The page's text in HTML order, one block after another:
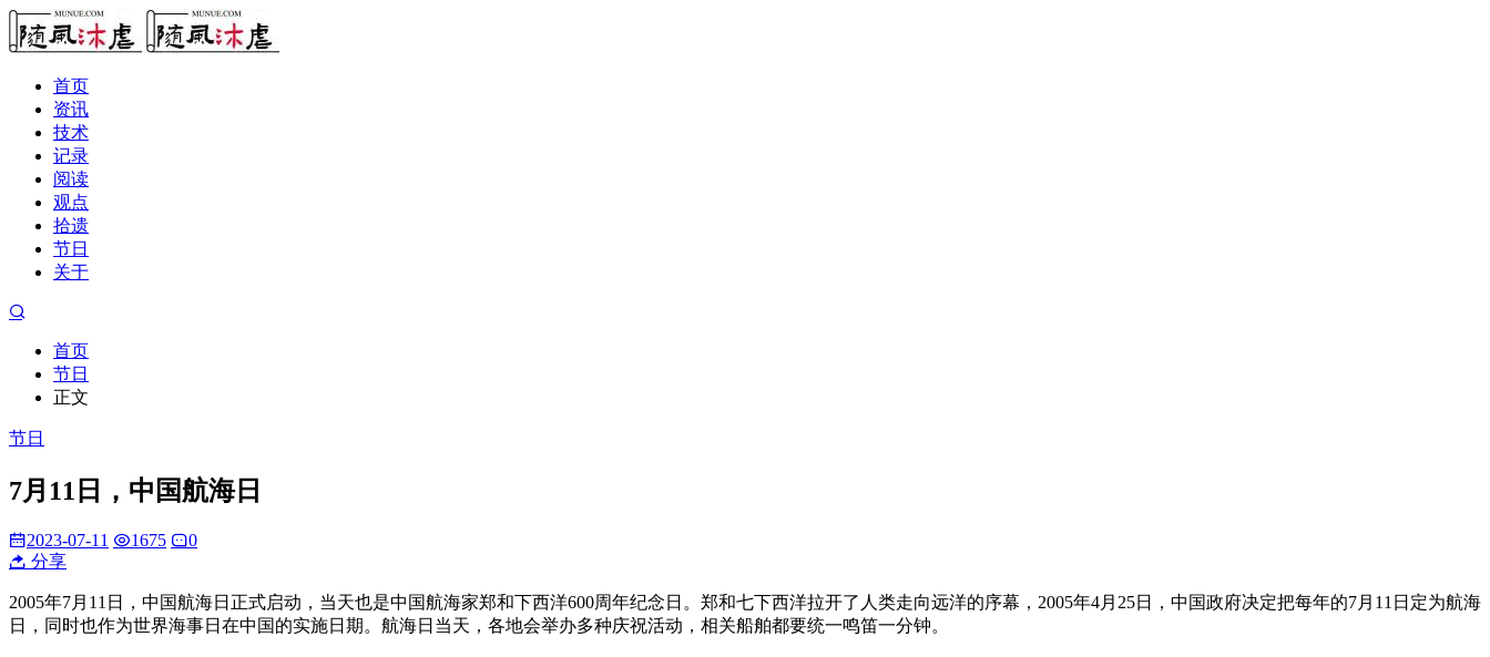
首页
资讯
技术
记录
阅读
观点
拾遗
节日
关于
首页
节日
正文
节日
7月11日，中国航海日
2023-07-11 1675
0
分享
2005年7月11日，中国航海日正式启动，当天也是中国航海家郑和下西洋600周年纪念日。郑和七下西洋拉开了人类走向远洋的序幕，2005年4月25日，中国政府决定把每年的7月11日定为航海
日，同时也作为世界海事日在中国的实施日期。航海日当天，各地会举办多种庆祝活动，相关船舶都要统一鸣笛一分钟。